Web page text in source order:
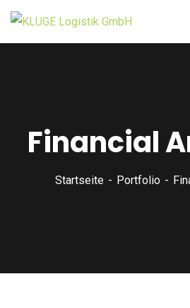
Financial
Startseite Portfolio